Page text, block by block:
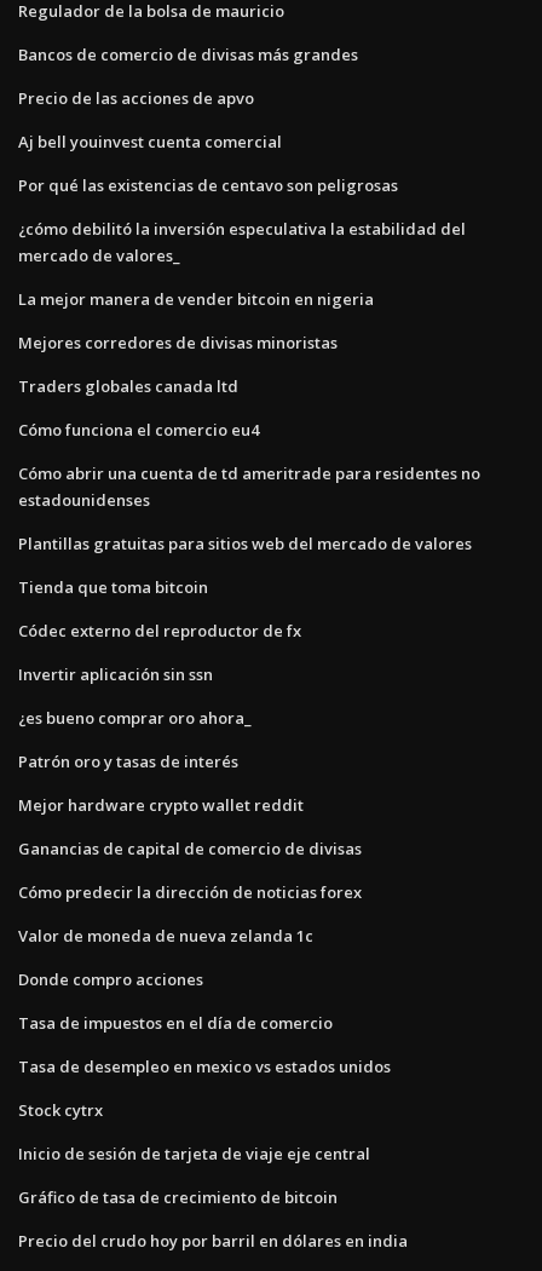
Regulador de la bolsa de mauricio
Bancos de comercio de divisas más grandes
Precio de las acciones de apvo
Aj bell youinvest cuenta comercial
Por qué las existencias de centavo son peligrosas
¿cómo debilitó la inversión especulativa la estabilidad del
mercado de valores_
La mejor manera de vender bitcoin en nigeria
Mejores corredores de divisas minoristas
Traders globales canada ltd
Cómo funciona el comercio eu4
Cómo abrir una cuenta de td ameritrade para residentes no
estadounidenses
Plantillas gratuitas para sitios web del mercado de valores
Tienda que toma bitcoin
Códec externo del reproductor de fx
Invertir aplicación sin ssn
¿es bueno comprar oro ahora_
Patrón oro y tasas de interés
Mejor hardware crypto wallet reddit
Ganancias de capital de comercio de divisas
Cómo predecir la dirección de noticias forex
Valor de moneda de nueva zelanda 1c
Donde compro acciones
Tasa de impuestos en el día de comercio
Tasa de desempleo en mexico vs estados unidos
Stock cytrx
Inicio de sesión de tarjeta de viaje eje central
Gráfico de tasa de crecimiento de bitcoin
Precio del crudo hoy por barril en dólares en india